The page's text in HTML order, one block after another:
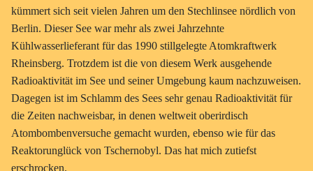
kümmert sich seit vielen Jahren um den Stechlinsee nördlich von
Berlin. Dieser See war mehr als zwei Jahrzehnte
Kühlwasserlieferant für das 1990 stillgelegte Atomkraftwerk
Rheinsberg. Trotzdem ist die von diesem Werk ausgehende
Radioaktivität im See und seiner Umgebung kaum nachzuweisen.
Dagegen ist im Schlamm des Sees sehr genau Radioaktivität für
die Zeiten nachweisbar, in denen weltweit oberirdisch
Atombombenversuche gemacht wurden, ebenso wie für das
Reaktorunglück von Tschernobyl. Das hat mich zutiefst
erschrocken.